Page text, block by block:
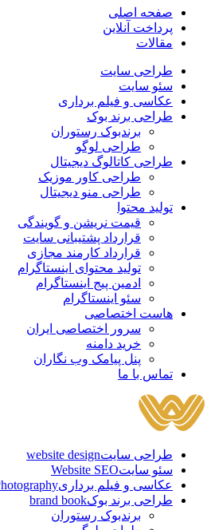
صفحه اصلی
پرداخت آنلاین
مقالات
طراحی سایت
سئو سایت
عکاسی و فیلم برداری
طراحی برند بوک
برندبوک رستوران
طراحی لوگو
طراحی کاتالوگ دیجیتال
طراحی کاور موزیک
طراحی منو دیجیتال
تولید محتوا
قیمت نریشن و گویندگی
قرارداد پشتیبانی سایت
قرارداد کارمند مجازی
تولید محتوای اینستاگرام
ادمین پیج اینستاگرام
سئو اینستاگرام
هاست اختصاصی
سرور اختصاصی ایران
خرید دامنه
پنل پیامک وب نگاران
تماس با ما
طراحی سایتwebsite design
سئو سایتWebsite SEO
عکاسی و فیلم برداری
طراحی برند بوکbrand book
برندبوک رستوران